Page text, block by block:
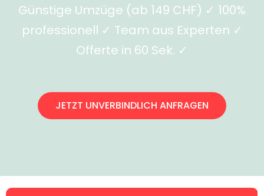
Günstige Umzüge (ab 149 CHF) ✓ 100%
professionell ✓ Team aus Experten ✓
Offerte in 60 Sek. ✓
JETZT UNVERBINDLICH ANFRAGEN